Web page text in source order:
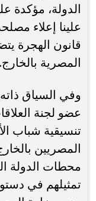
الدولة، مؤكدة
علينا إعلاء
قانون الهجرة
المصرية بالخارج.
وفي السياق
عضو لجنة
تنسيقية شباب
المصريين
محطات الدولة